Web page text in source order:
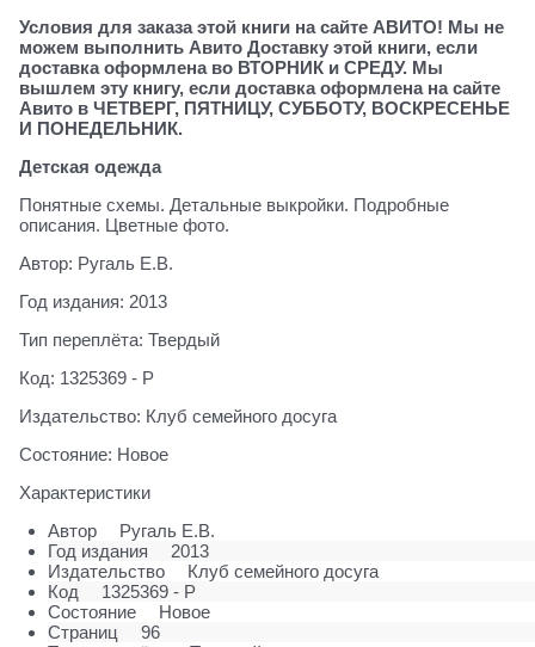
Условия для заказа этой книги на сайте АВИТО! Мы не
можем выполнить Авито Доставку этой книги, если
доставка оформлена во ВТОРНИК и СРЕДУ. Мы
вышлем эту книгу, если доставка оформлена на сайте
Авито в ЧЕТВЕРГ, ПЯТНИЦУ, СУББОТУ, ВОСКРЕСЕНЬЕ
И ПОНЕДЕЛЬНИК.
Детская одежда
Понятные схемы. Детальные выкройки. Подробные
описания. Цветные фото.
Автор: Ругаль Е.В.
Год издания: 2013
Тип переплёта: Твердый
Код: 1325369 - Р
Издательство: Клуб семейного досуга
Состояние: Новое
Характеристики
Автор
Ругаль Е.В.
Год издания
2013
Издательство
Клуб семейного досуга
Код
1325369 - Р
Состояние
Новое
Страниц
96